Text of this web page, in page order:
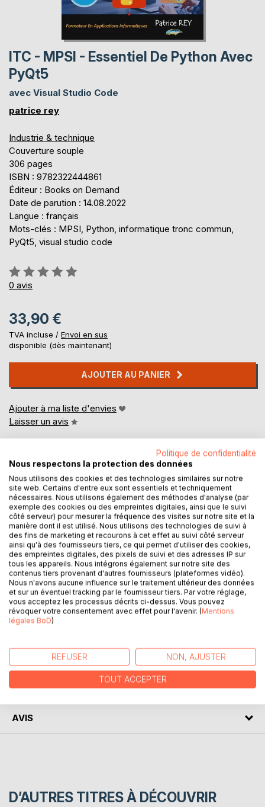
ITC - MPSI - Essentiel De Python Avec
PyQt5
avec Visual Studio Code
patrice rey
Industrie & technique
Couverture souple
306 pages
ISBN : 9782322444861
Éditeur : Books on Demand
Date de parution : 14.08.2022
Langue : français
Mots-clés : MPSI, Python, informatique tronc commun,
PyQt5, visual studio code
Évaluation:
0%
0 avis
33,90 €
TVA incluse / Envoi en sus
disponible (dès maintenant)
AJOUTER AU PANIER
Ajouter à ma liste d'envies
Laisser un avis
DESCRIPTION
Patrice REY est informaticien et formateur indépendant,
diplômé en informatique et certifié Microsoft MCTS.
Passionné par les technologies Microsoft WPF, WCF, LINQ
et DirectX, spécialiste du langage C#, adepte des langages
C++, Java et Python, programmeur passionné des API 3D,
il vous fait partager sa passion pour le développement et la
programmation des applications au travers de cet ouvrage.
AUTEUR(S)
CRITIQUES PRESSE
AVIS
D’AUTRES TITRES À DÉCOUVRIR
Politique de confidentialité
Nous respectons la protection des données
Nous utilisons des cookies et des technologies similaires sur notre
site web. Certains d'entre eux sont essentiels et techniquement
nécessaires. Nous utilisons également des méthodes d'analyse (par
exemple des cookies ou des empreintes digitales, ainsi que le suivi
côté serveur) pour mesurer la fréquence des visites sur notre site et la
manière dont il est utilisé. Nous utilisons des technologies de suivi à
des fins de marketing et recourons à cet effet au suivi côté serveur
ainsi qu'à des fournisseurs tiers, ce qui permet d'utiliser des cookies,
des empreintes digitales, des pixels de suivi et des adresses IP sur
tous les appareils. Nous intégrons également sur notre site des
contenus tiers provenant d'autres fournisseurs (plateformes vidéo).
Nous n'avons aucune influence sur le traitement ultérieur des données
et sur un éventuel tracking par le fournisseur tiers. Par votre réglage,
vous acceptez les processus décrits ci-dessus. Vous pouvez
révoquer votre consentement avec effet pour l'avenir. (Mentions
légales BoD)
REFUSER NON, AJUSTER
TOUT ACCEPTER